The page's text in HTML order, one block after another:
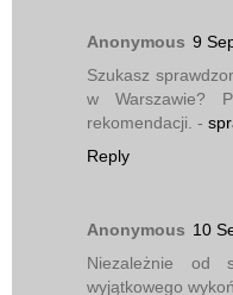
Anonymous 9
Szukasz
w Warszawie?
rekomendacji. -
Reply
Anonymous 10
Niezależnie od
wyjątkowego